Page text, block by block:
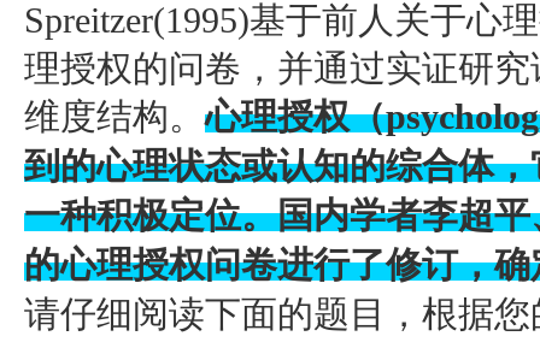
Spreitzer(1995)基于前人关于心
理授权的问卷，并通过实证研
维度结构。心理授权（
到的心理状态或认知的综合体
一种积极定位。国内学者李超
的心理授权问卷进行了修订，
请仔细阅读下面的题目，根据